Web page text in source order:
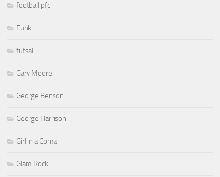
football pfc
Funk
futsal
Gary Moore
George Benson
George Harrison
Girl in a Coma
Glam Rock